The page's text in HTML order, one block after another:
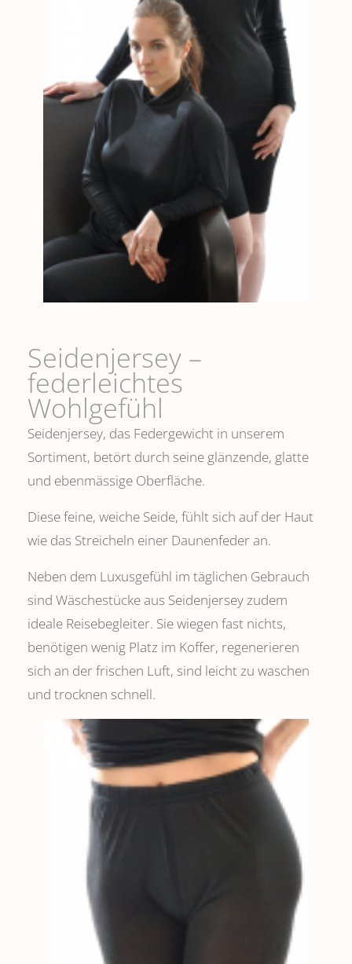
Seidenjersey –
federleichtes
Wohlgefühl
Seidenjersey, das Federgewicht in unserem
Sortiment, betört durch seine glänzende, glatte
und ebenmässige Oberfläche.
Diese feine, weiche Seide, fühlt sich auf der Haut
wie das Streicheln einer Daunenfeder an.
Neben dem Luxusgefühl im täglichen Gebrauch
sind Wäschestücke aus Seidenjersey zudem
ideale Reisebegleiter. Sie wiegen fast nichts,
benötigen wenig Platz im Koffer, regenerieren
sich an der frischen Luft, sind leicht zu waschen
und trocknen schnell.